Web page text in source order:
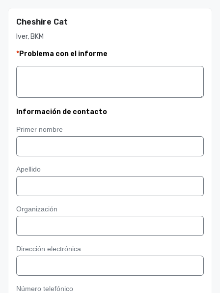
Cheshire Cat
Iver, BKM
*Problema con el informe
Información de contacto
Primer nombre
Apellido
Organización
Dirección electrónica
Número telefónico